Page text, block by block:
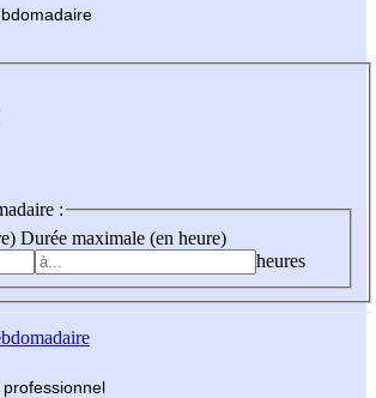
madaire
:
Durée maximale (en heure)
heures
professionnel